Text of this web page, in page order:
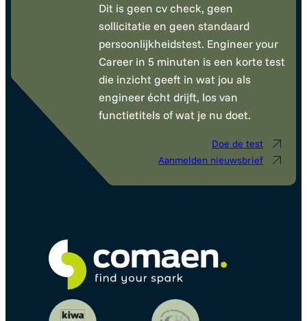
Dit is geen cv check, geen
sollicitatie en geen standaard
persoonlijkheidstest. Engineer your
Career in 5 minuten is een korte test
die inzicht geeft in wat jou als
engineer écht drijft, los van
functietitels of wat je nu doet.
Doe de test
Aanmelden nieuwsbrief